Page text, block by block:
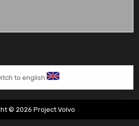
to english
© 2026 Project Volvo